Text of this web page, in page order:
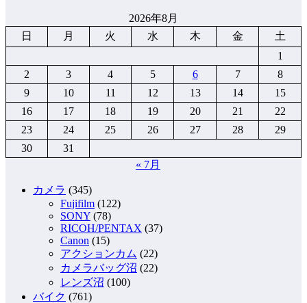
2026年8月
日
月 火 水 木 金
土
1
2
3 4 5 6 7
8
9
10 11 12 13 14
15
16
17 18 19 20 21
22
23
24 25 26 27 28
29
30
31
« 7月
カメラ (345)
Fujifilm (122)
SONY (78)
RICOH/PENTAX (37)
Canon (15)
アクションカム (22)
カメラバッグ沼 (22)
レンズ沼 (100)
バイク (761)